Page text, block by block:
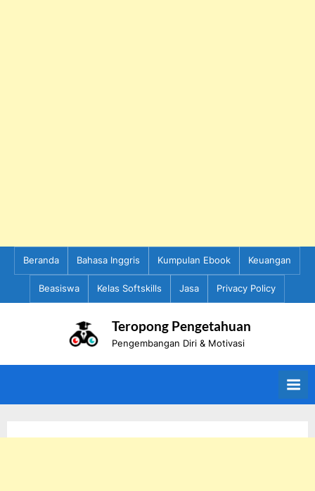
content
Beranda Bahasa Inggris Kumpulan Ebook Keuangan
Beasiswa Kelas Softskills Jasa Privacy Policy
Teropong Pengetahuan
Pengembangan Diri & Motivasi